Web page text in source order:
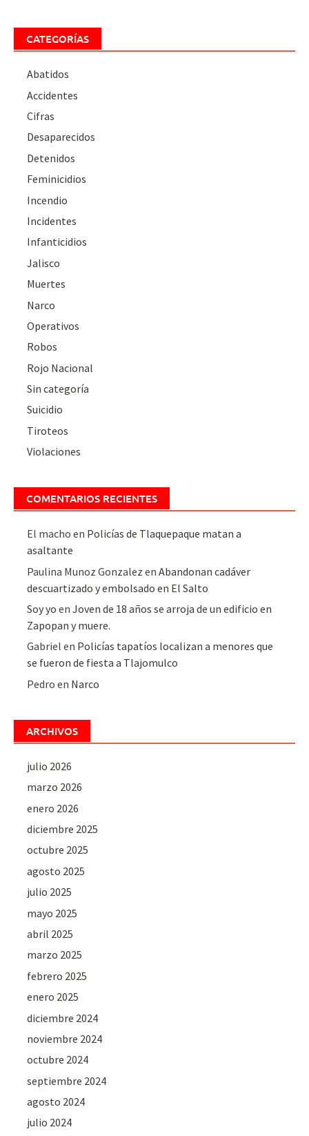
CATEGORÍAS
Abatidos
Accidentes
Cifras
Desaparecidos
Detenidos
Feminicidios
Incendio
Incidentes
Infanticidios
Jalisco
Muertes
Narco
Operativos
Robos
Rojo Nacional
Sin categoría
Suicidio
Tiroteos
Violaciones
COMENTARIOS RECIENTES
El macho en Policías de Tlaquepaque matan a
asaltante
Paulina Munoz Gonzalez enAbandonan cadáver
descuartizado y embolsado en El Salto
Soy yo enJoven de 18 años se arroja de un edificio en
Zapopan y muere.
Gabriel en Policías tapatíos localizan a menores que
se fueron de fiesta a Tlajomulco
Pedro en Narco
ARCHIVOS
julio 2026
marzo 2026
enero 2026
diciembre 2025
octubre 2025
agosto 2025
julio 2025
mayo 2025
abril 2025
marzo 2025
febrero 2025
enero 2025
diciembre 2024
noviembre 2024
octubre 2024
septiembre 2024
agosto 2024
julio 2024